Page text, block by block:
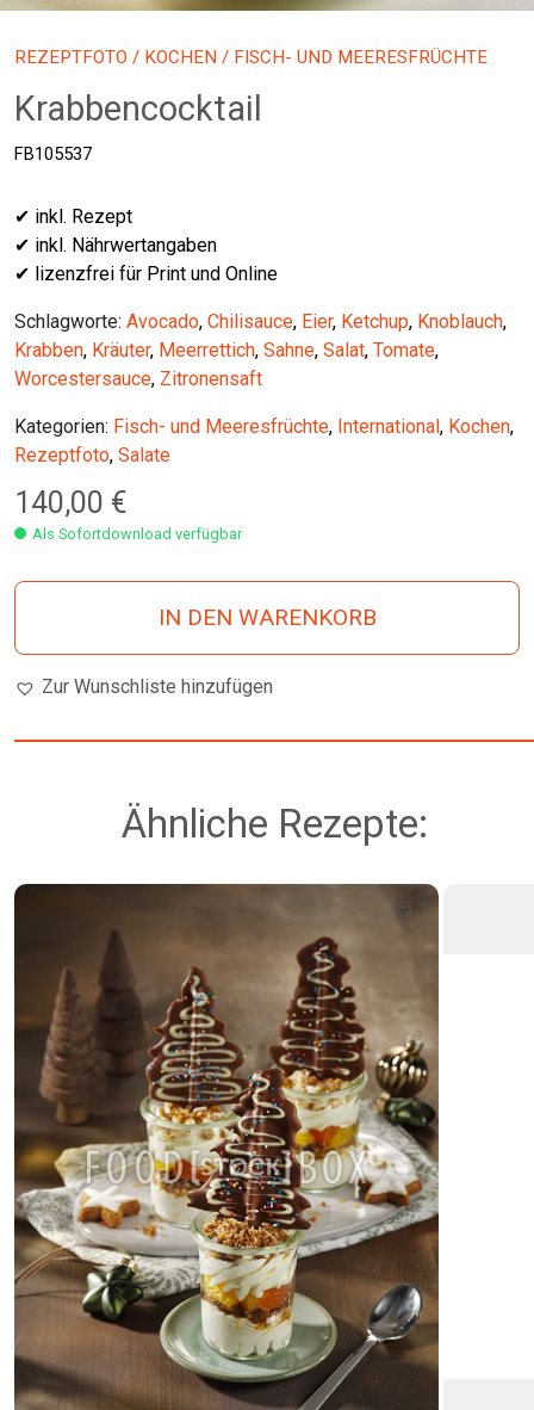
REZEPTFOTO / KOCHEN / FISCH- UND MEERESFRÜCHTE
Krabbencocktail
FB105537
✔ inkl. Rezept
✔ inkl. Nährwertangaben
✔ lizenzfrei für Print und Online
Schlagworte: Avocado, Chilisauce, Eier, Ketchup, Knoblauch,
Krabben, Kräuter, Meerrettich, Sahne, Salat, Tomate,
Worcestersauce, Zitronensaft
Kategorien: Fisch- und Meeresfrüchte, International, Kochen,
Rezeptfoto, Salate
140,00 €
Als Sofortdownload verfügbar
IN DEN WARENKORB
Zur Wunschliste hinzufügen
Ähnliche Rezepte: